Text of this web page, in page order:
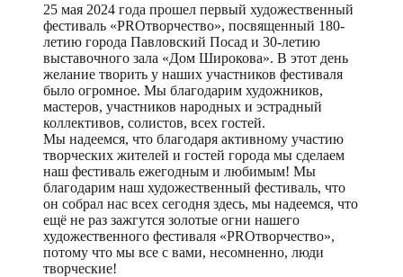
25 мая 2024 года прошел первый художественный
фестиваль «PROтворчество», посвященный 180-
летию города Павловский Посад и 30-летию
выставочного зала «Дом Широкова». В этот день
желание творить у наших участников фестиваля
было огромное. Мы благодарим художников,
мастеров, участников народных и эстрадный
коллективов, солистов, всех гостей.
Мы надеемся, что благодаря активному участию
творческих жителей и гостей города мы сделаем
наш фестиваль ежегодным и любимым! Мы
благодарим наш художественный фестиваль, что
он собрал нас всех сегодня здесь, мы надеемся, что
ещё не раз зажгутся золотые огни нашего
художественного фестиваля «PROтворчество»,
потому что мы все с вами, несомненно, люди
творческие!